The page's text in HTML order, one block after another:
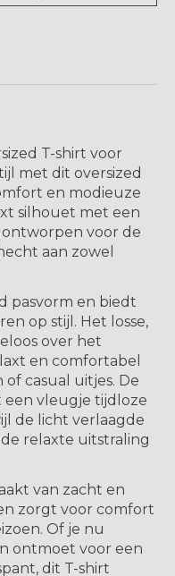
T-shirt voor
met dit oversized
en modieuze
silhouet met een
voor de
aan zowel
pasvorm en biedt
op stijl. Het losse,
over het
en comfortabel
casual uitjes. De
een vleugje tijdloze
de licht verlaagde
relaxte uitstraling
van zacht en
zorgt voor comfort
Of je nu
ontmoet voor een
dit T-shirt